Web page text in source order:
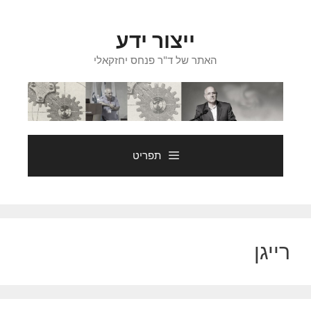
ייצור ידע
האתר של ד"ר פנחס יחזקאלי
תפריט
רייגן